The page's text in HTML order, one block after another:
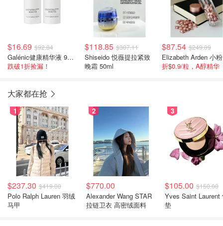
$16.69 $92.84
Galénic健康精华液 9ml/2瓶
跌破1折捡漏！
$118.85 $307.11
Shiseido 悦薇提拉紧致
晚霜 50ml
$87.54 $249.09
折$0.9/粒，A醇精华
大家都在抢
1
$237.30 $419.00
Polo Ralph Lauren 羽绒
马甲
2
$770.00
Alexander Wang STAR
拉链卫衣 高密绒面料
3
$105.00 $150.00
Yves Saint Laurent
垫